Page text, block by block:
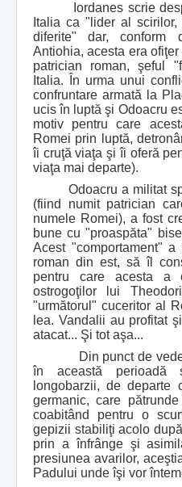
Iordanes scrie
Italia ca "lider al
diferite" dar, conform
Antiohia, acesta era
patrician roman, şeful
Italia. În urma unui
confruntare armată la
ucis în luptă şi Odoacru
motiv pentru care
Romei prin luptă,
îi cruţă viaţa şi îi oferă
viaţa mai departe).
Odoacru a militat
(fiind numit patrician
numele Romei), a fost
bune cu "proaspăta"
Acest "comportament" a
roman din est, să îl
pentru care acesta a
ostrogoţilor lui
"următorul" cuceritor al
lea. Vandalii au profitat
atacat... Şi tot aşa...
Din punct de vedere
în această perioadă
longobarzii, de departe
germanic, care
coabitând pentru o
gepizii stabiliţi acolo
prin a înfrânge şi
presiunea avarilor,
Padului unde îşi vor